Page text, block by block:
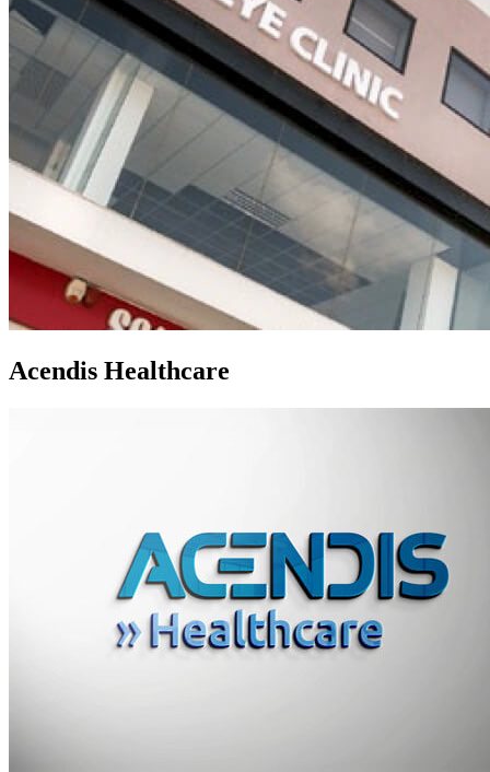
Acendis Healthcare